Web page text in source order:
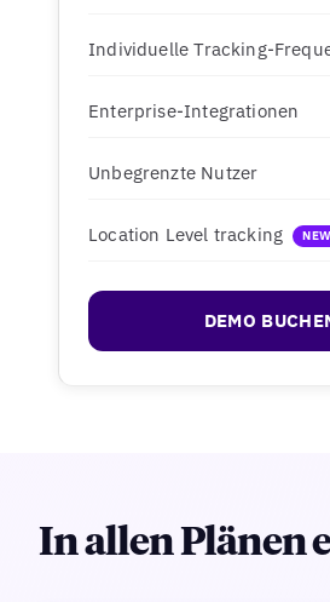
Individuelle Tracking-
Enterprise-Integrationen
Unbegrenzte Nutzer
Location Level tracking NEW
DEMO
In allen Plänen